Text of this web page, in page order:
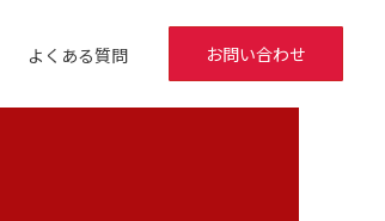
よくある質問 お問い合わせ